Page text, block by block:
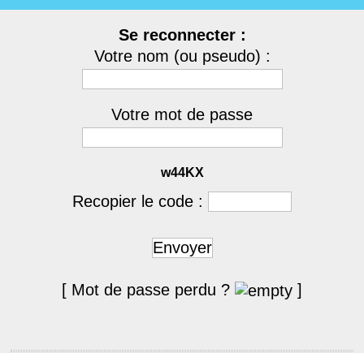
Se reconnecter :
Votre nom (ou pseudo) :
Votre mot de passe
w44KX
Recopier le code :
Envoyer
[ Mot de passe perdu ? ]